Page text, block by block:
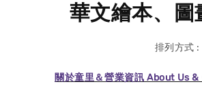
華文繪本、圖
排列方式 :
關於童里＆營業資訊 About Us